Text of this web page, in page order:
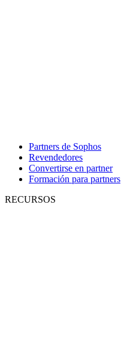
Partners de Sophos
Revendedores
Convertirse en partner
Formación para partners
RECURSOS